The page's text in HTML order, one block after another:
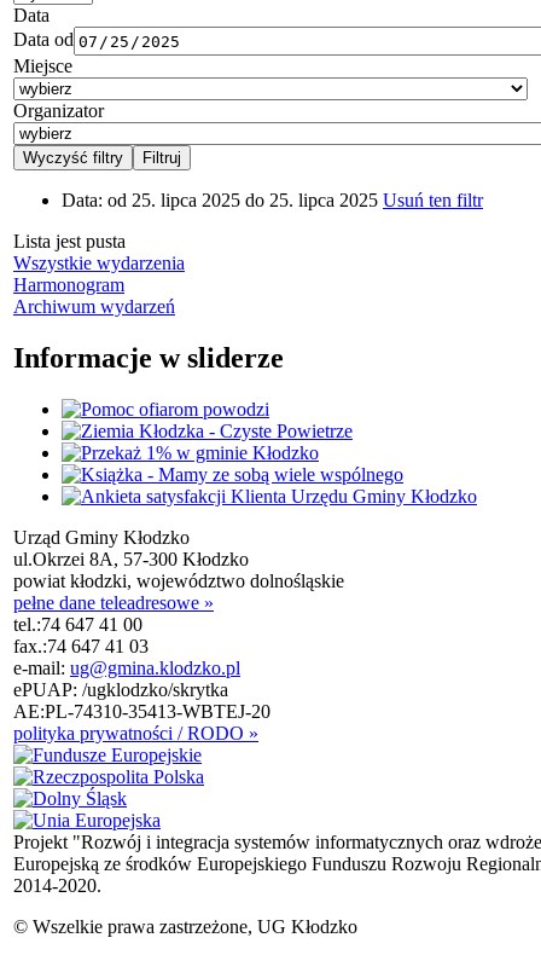
Data
Data od
Miejsce
Organizator
Data: od 25. lipca 2025 do 25. lipca 2025 Usuń ten filtr
Lista jest pusta
Wszystkie wydarzenia
Harmonogram
Archiwum wydarzeń
Informacje w sliderze
Urząd Gminy Kłodzko
ul.Okrzei 8A, 57-300 Kłodzko
powiat kłodzki, województwo dolnośląskie
pełne dane teleadresowe »
tel.:74 647 41 00
fax.:74 647 41 03
e-mail: ug@gmina.klodzko.pl
ePUAP: /ugklodzko/skrytka
AE:PL-74310-35413-WBTEJ-20
polityka prywatności / RODO »
Projekt "Rozwój i integracja systemów informatycznych oraz
Europejską ze środków Europejskiego Funduszu Rozwoju
2014-2020.
© Wszelkie prawa zastrzeżone, UG Kłodzko